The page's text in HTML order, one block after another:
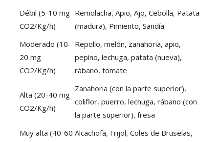
Débil (5-10 mg
CO2/Kg/h)
Remolacha, Apio, Ajo, Cebolla, Patata
(madura), Pimiento, Sandía
Moderado (10-
20 mg
CO2/Kg/h)
Repollo, melón, zanahoria, apio,
pepino, lechuga, patata (nueva),
rábano, tomate
Alta (20-40 mg
CO2/Kg/h)
Zanahoria (con la parte superior),
coliflor, puerro, lechuga, rábano (con
la parte superior), fresa
Muy alta (40-60 Alcachofa, Frijol, Coles de Bruselas,